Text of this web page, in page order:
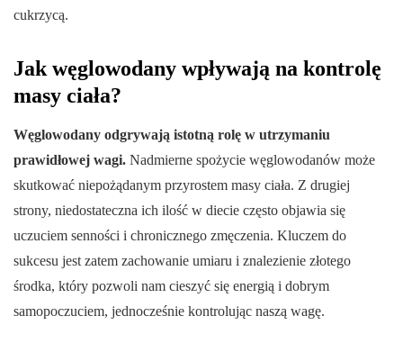
cukrzycą.
Jak węglowodany wpływają na kontrolę
masy ciała?
Węglowodany odgrywają istotną rolę w utrzymaniu
prawidłowej wagi. Nadmierne spożycie węglowodanów może
skutkować niepożądanym przyrostem masy ciała. Z drugiej
strony, niedostateczna ich ilość w diecie często objawia się
uczuciem senności i chronicznego zmęczenia. Kluczem do
sukcesu jest zatem zachowanie umiaru i znalezienie złotego
środka, który pozwoli nam cieszyć się energią i dobrym
samopoczuciem, jednocześnie kontrolując naszą wagę.